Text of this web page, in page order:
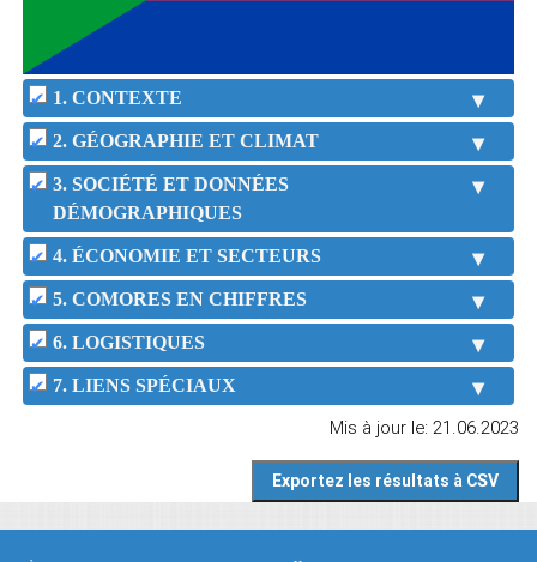
1. CONTEXTE
2. GÉOGRAPHIE ET CLIMAT
3. SOCIÉTÉ ET DONNÉES
DÉMOGRAPHIQUES
4. ÉCONOMIE ET SECTEURS
5. COMORES EN CHIFFRES
6. LOGISTIQUES
7. LIENS SPÉCIAUX
Mis à jour le: 21.06.2023